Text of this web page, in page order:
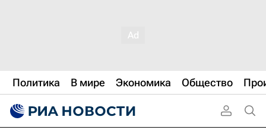
Политика В мире Экономика Общество